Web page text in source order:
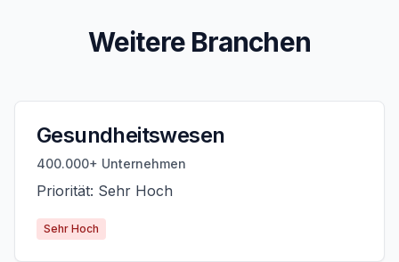
Weitere Branchen
Gesundheitswesen
400.000+ Unternehmen
Priorität: Sehr Hoch
Sehr Hoch